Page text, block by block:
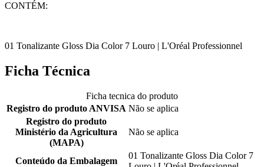
CONTÉM:
01 Tonalizante Gloss Dia Color 7 Louro | L'Oréal Professionnel
Ficha Técnica
Ficha tecnica do produto
Registro do produto ANVISA Não se aplica
Registro do produto
Ministério da Agricultura
(MAPA)
Não se aplica
Conteúdo da Embalagem
01 Tonalizante Gloss Dia Color 7